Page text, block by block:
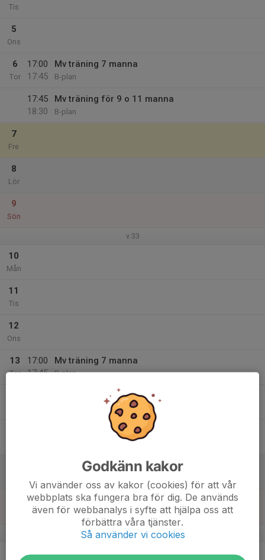
Tis
5
Ons
6
Tor
17:00
17:45
Mv träning 7 manna
B-plan
17:45
18:30
Mv träning för 9 o 11 manna
B-plan
7
Fre
8
Lör
9
Sön
v.33
10
Mån
11
Tis
12
Ons
13
Tor
17:00
17:45
Mv träning 7 manna
B-plan
Mv träning för 9 o 11 manna
v.34
Godkänn kakor
Vi använder oss av kakor (cookies) för att vår
webbplats ska fungera bra för dig. De används
även för webbanalys i syfte att hjälpa oss att
förbättra våra tjänster.
Så använder vi cookies